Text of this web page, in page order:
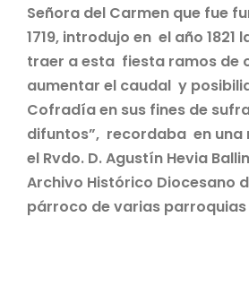
Señora del Carmen que fue
1719, introdujo en el año 1821
traer a esta fiesta ramos de
aumentar el caudal y
Cofradía en sus fines de
difuntos”, recordaba en una
el Rvdo. D. Agustín Hevia
Archivo Histórico Diocesano
párroco de varias